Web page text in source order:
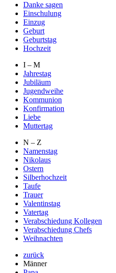
Danke sagen
Einschulung
Einzug
Geburt
Geburtstag
Hochzeit
I – M
Jahrestag
Jubiläum
Jugendweihe
Kommunion
Konfirmation
Liebe
Muttertag
N – Z
Namenstag
Nikolaus
Ostern
Silberhochzeit
Taufe
Trauer
Valentinstag
Vatertag
Verabschiedung Kollegen
Verabschiedung Chefs
Weihnachten
zurück
Männer